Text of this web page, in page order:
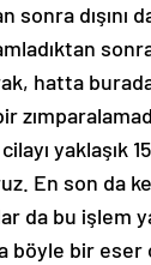
sonra
hatta
yaklaşık
En son da
da bu işlem
böyle bir eser